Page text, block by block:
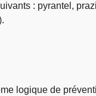
: pyrantel,
logique de